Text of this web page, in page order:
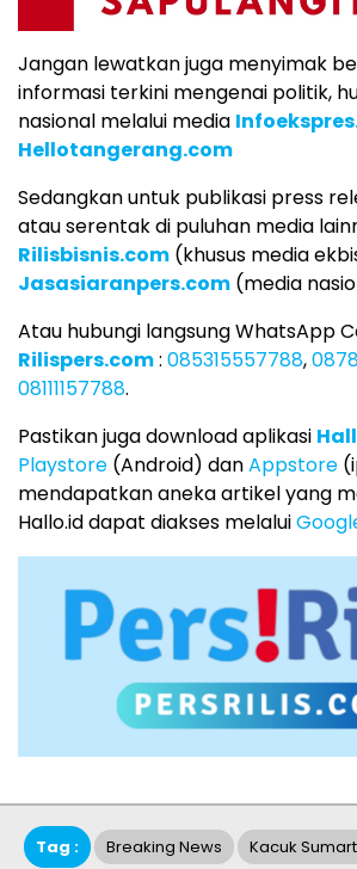
Jangan lewatkan juga menyimak
informasi terkini mengenai politik,
nasional melalui media
Hellotangerang.com
Sedangkan untuk publikasi press
atau serentak di puluhan media
Rilisbisnis.com (khusus media
Jasasiaranpers.com (media
Atau hubungi langsung WhatsApp
Rilispers.com: 085315557788,
08111157788.
Pastikan juga download aplikasi
Playstore (Android) danAppstore
mendapatkan aneka artikel yang
Hallo.id dapat diakses melalui
Tag : Breaking News Kacuk